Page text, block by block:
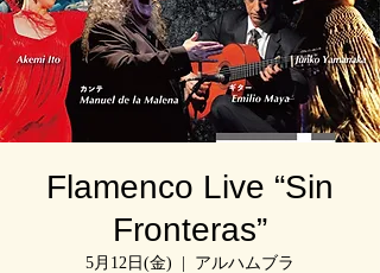
Flamenco Live “Sin
Fronteras”
5月12日(金) アルハムブラ